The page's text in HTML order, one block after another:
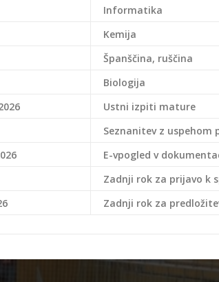
Informatika
Kemija
Španščina, ruščina
Biologija
Ustni izpiti mature
Seznanitev z uspehom
E-vpogled v
Zadnji rok za prijavo k
Zadnji rok za